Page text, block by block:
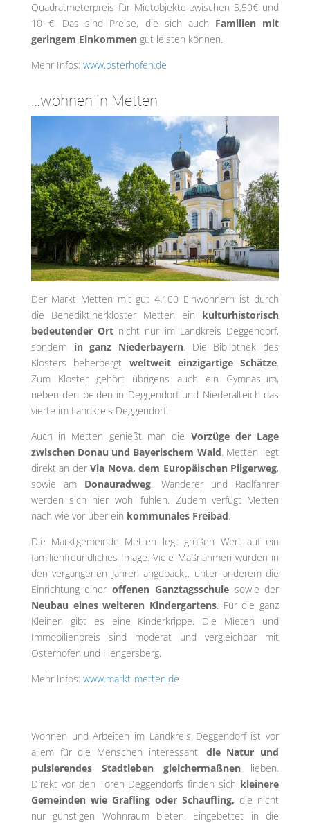
Quadratmeterpreis für Mietobjekte zwischen 5,50€ und
10 €. Das sind Preise, die sich auch Familien mit
geringem Einkommengut leisten können.
Mehr Infos: www.osterhofen.de
…wohnen in Metten
Der Markt Metten mit gut 4.100 Einwohnern ist durch
die Benediktinerkloster Metten ein kulturhistorisch
bedeutender Ort nicht nur im Landkreis Deggendorf,
sondern in ganz Niederbayern. Die Bibliothek des
Klosters beherbergt weltweit einzigartige Schätze.
Zum Kloster gehört übrigens auch ein Gymnasium,
neben den beiden in Deggendorf und Niederalteich das
vierte im Landkreis Deggendorf.
Auch in Metten genießt man die Vorzüge der Lage
zwischen Donau und Bayerischem Wald. Metten liegt
direkt an derVia Nova, dem Europäischen Pilgerweg,
sowie am Donauradweg. Wanderer und Radlfahrer
werden sich hier wohl fühlen. Zudem verfügt Metten
nach wie vor über ein kommunales Freibad.
Die Marktgemeinde Metten legt großen Wert auf ein
familienfreundliches Image. Viele Maßnahmen wurden in
den vergangenen Jahren angepackt, unter anderem die
Einrichtung eineroffenen Ganztagsschulesowie der
Neubau eines weiteren Kindergartens. Für die ganz
Kleinen gibt es eine Kinderkrippe. Die Mieten und
Immobilienpreis sind moderat und vergleichbar mit
Osterhofen und Hengersberg.
Mehr Infos: www.markt-metten.de
Wohnen und Arbeiten im Landkreis Deggendorf ist vor
allem für die Menschen interessant, die Natur und
pulsierendes Stadtleben gleichermaßnen lieben.
Direkt vor den Toren Deggendorfs finden sich kleinere
Gemeinden wie Grafling oder Schaufling, die nicht
nur günstigen Wohnraum bieten. Eingebettet in die